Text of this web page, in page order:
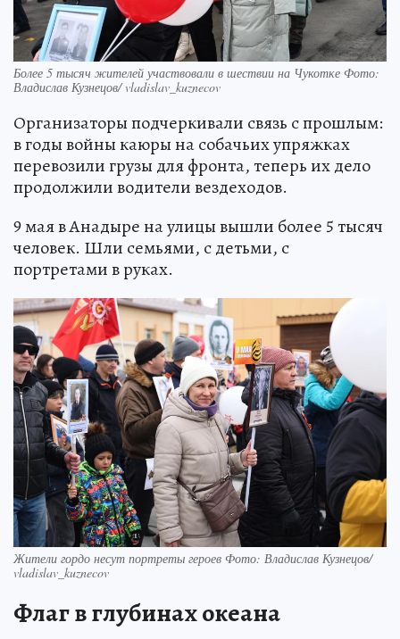
Более 5 тысяч жителей участвовали в шествии на Чукотке Фото:
Владислав Кузнецов/ vladislav_kuznecov
Организаторы подчеркивали связь с прошлым:
в годы войны каюры на собачьих упряжках
перевозили грузы для фронта, теперь их дело
продолжили водители вездеходов.
9 мая в Анадыре на улицы вышли более 5 тысяч
человек. Шли семьями, с детьми, с
портретами в руках.
Жители гордо несут портреты героев Фото: Владислав Кузнецов/
vladislav_kuznecov
Флаг в глубинах океана